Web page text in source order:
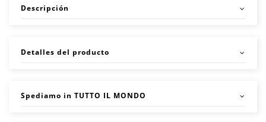
Descripción
Detalles del producto
Spediamo in TUTTO IL MONDO